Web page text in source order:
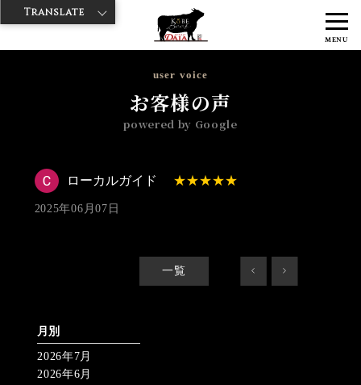
MENU
神戸牛ダイヤ > 神戸牛ダイア すし屋通り店
ロー
カルガイド 2025/06/07 No_review
user voice
お客様の声
powered by Google
ローカルガイド
2025年06月07日
一覧 < >
月別
2026年7月
2026年6月
Translate